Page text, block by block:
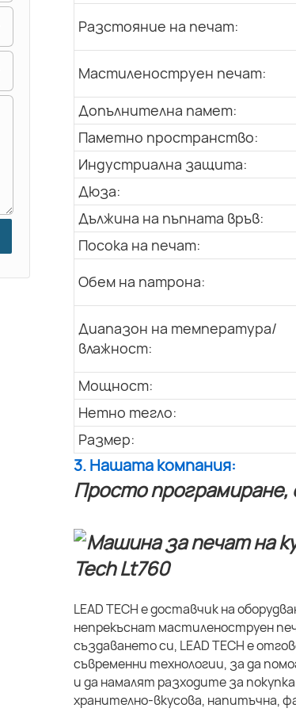
Разстояние на печат:
Мастиленоструен печат:
Допълнителна памет:
Паметно пространство:
Индустриална защита:
Дюза:
Дължина на пъпната връв:
Посока на печат:
Обем на патрона:
Диапазон на температура/
влажност:
Мощност:
Нетно тегло:
Размер:
3. Нашата компания:
Просто програмиране,
LEAD TECH е доставчик на
непрекъснат мастиленоструен
създаването си, LEAD TECH е
съвременни технологии, за да
и да намалят разходите за
хранително-вкусова, напитъчна,